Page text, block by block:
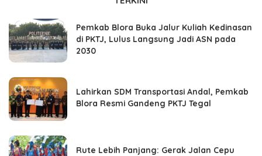
Pemkab Blora Buka Jalur Kuliah Kedinasan
di PKTJ, Lulus Langsung Jadi ASN pada
2030
Lahirkan SDM Transportasi Andal, Pemkab
Blora Resmi Gandeng PKTJ Tegal
Rute Lebih Panjang: Gerak Jalan Cepu